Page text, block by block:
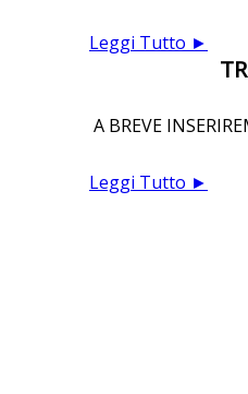
Leggi Tutto ►
A BREVE
Leggi Tutto ►